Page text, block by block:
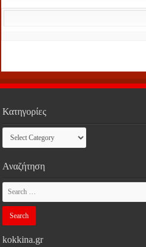
Κατηγορίες
Κατηγορίες
Αναζήτηση
kokkina.gr